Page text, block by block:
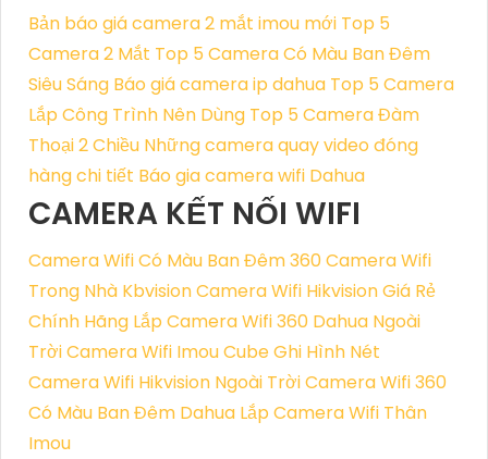
Bản báo giá camera 2 mắt imou mới Top 5
Camera 2 Mắt Top 5 Camera Có Màu Ban Đêm
Siêu Sáng Báo giá camera ip dahua Top 5 Camera
Lắp Công Trình Nên Dùng Top 5 Camera Đàm
Thoại 2 Chiều Những camera quay video đóng
hàng chi tiết Báo gia camera wifi Dahua
CAMERA KẾT NỐI WIFI
Camera Wifi Có Màu Ban Đêm 360Camera Wifi
Trong Nhà KbvisionCamera Wifi Hikvision Giá Rẻ
Chính Hãng Lắp Camera Wifi 360 Dahua Ngoài
TrờiCamera Wifi Imou Cube Ghi Hình Nét
Camera Wifi Hikvision Ngoài TrờiCamera Wifi 360
Có Màu Ban Đêm Dahua Lắp Camera Wifi Thân
Imou